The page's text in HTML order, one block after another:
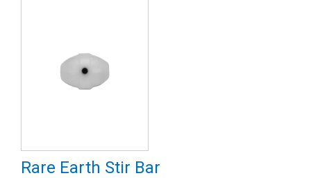
Rare Earth Stir Bar